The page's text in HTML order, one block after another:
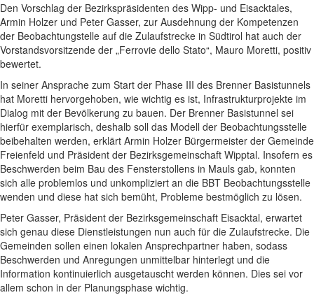
Den Vorschlag der Bezirkspräsidenten des Wipp- und Eisacktales,
Armin Holzer und Peter Gasser, zur Ausdehnung der Kompetenzen
der Beobachtungstelle auf die Zulaufstrecke in Südtirol hat auch der
Vorstandsvorsitzende der „Ferrovie dello Stato“, Mauro Moretti, positiv
bewertet.
In seiner Ansprache zum Start der Phase III des Brenner Basistunnels
hat Moretti hervorgehoben, wie wichtig es ist, Infrastrukturprojekte im
Dialog mit der Bevölkerung zu bauen. Der Brenner Basistunnel sei
hierfür exemplarisch, deshalb soll das Modell der Beobachtungsstelle
beibehalten werden, erklärt Armin Holzer Bürgermeister der Gemeinde
Freienfeld und Präsident der Bezirksgemeinschaft Wipptal. Insofern es
Beschwerden beim Bau des Fensterstollens in Mauls gab, konnten
sich alle problemlos und unkompliziert an die BBT Beobachtungsstelle
wenden und diese hat sich bemüht, Probleme bestmöglich zu lösen.
Peter Gasser, Präsident der Bezirksgemeinschaft Eisacktal, erwartet
sich genau diese Dienstleistungen nun auch für die Zulaufstrecke. Die
Gemeinden sollen einen lokalen Ansprechpartner haben, sodass
Beschwerden und Anregungen unmittelbar hinterlegt und die
Information kontinuierlich ausgetauscht werden können. Dies sei vor
allem schon in der Planungsphase wichtig.